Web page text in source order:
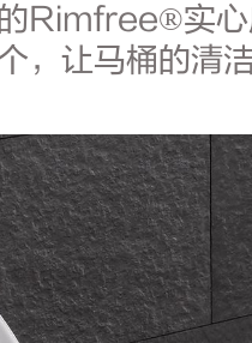
Rimfree®实
，让马桶的清